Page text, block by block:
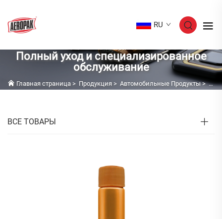
RU
Полный уход и специализированное
обслуживание
Главная страница > Продукция > Автомобильные Продукты>
ВСЕ ТОВАРЫ